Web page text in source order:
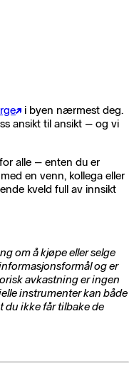
i byen nærmest deg.
ansikt til ansikt – og vi
alle – enten du er
en venn, kollega eller
kveld full av innsikt
om å kjøpe eller selge
og er
avkastning er ingen
instrumenter kan både
du ikke får tilbake de